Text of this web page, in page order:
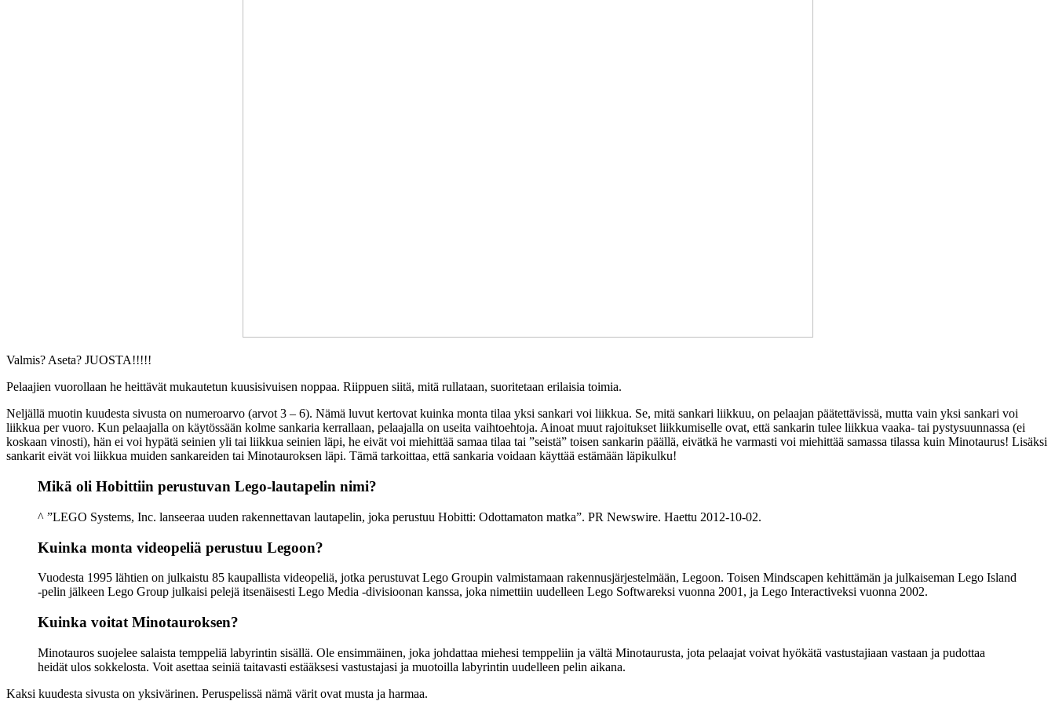
Valmis? Aseta? JUOSTA!!!!!
Pelaajien vuorollaan he heittävät mukautetun kuusisivuisen noppaa. Riippuen siitä, mitä rullataan, suoritetaan erilaisia ​​toimia.
Neljällä muotin kuudesta sivusta on numeroarvo (arvot 3 – 6). Nämä luvut kertovat kuinka monta tilaa yksi sankari voi liikkua. Se, mitä sankari liikkuu, on pelaajan päätettävissä, mutta vain yksi sankari voi
liikkua per vuoro. Kun pelaajalla on käytössään kolme sankaria kerrallaan, pelaajalla on useita vaihtoehtoja. Ainoat muut rajoitukset liikkumiselle ovat, että sankarin tulee liikkua vaaka- tai pystysuunnassa (ei
koskaan vinosti), hän ei voi hypätä seinien yli tai liikkua seinien läpi, he eivät voi miehittää samaa tilaa tai ”seistä” toisen sankarin päällä, eivätkä he varmasti voi miehittää samassa tilassa kuin Minotaurus! Lisäksi
sankarit eivät voi liikkua muiden sankareiden tai Minotauroksen läpi. Tämä tarkoittaa, että sankaria voidaan käyttää estämään läpikulku!
Mikä oli Hobittiin perustuvan Lego-lautapelin nimi?
^ ”LEGO Systems, Inc. lanseeraa uuden rakennettavan lautapelin, joka perustuu Hobitti: Odottamaton matka”. PR Newswire. Haettu 2012-10-02.
Kuinka monta videopeliä perustuu Legoon?
Vuodesta 1995 lähtien on julkaistu 85 kaupallista videopeliä, jotka perustuvat Lego Groupin valmistamaan rakennusjärjestelmään, Legoon. Toisen Mindscapen kehittämän ja julkaiseman Lego Island
-pelin jälkeen Lego Group julkaisi pelejä itsenäisesti Lego Media -divisioonan kanssa, joka nimettiin uudelleen Lego Softwareksi vuonna 2001, ja Lego Interactiveksi vuonna 2002.
Kuinka voitat Minotauroksen?
Minotauros suojelee salaista temppeliä labyrintin sisällä. Ole ensimmäinen, joka johdattaa miehesi temppeliin ja vältä Minotaurusta, jota pelaajat voivat hyökätä vastustajiaan vastaan ​​ja pudottaa
heidät ulos sokkelosta. Voit asettaa seiniä taitavasti estääksesi vastustajasi ja muotoilla labyrintin uudelleen pelin aikana.
Kaksi kuudesta sivusta on yksivärinen. Peruspelissä nämä värit ovat musta ja harmaa.